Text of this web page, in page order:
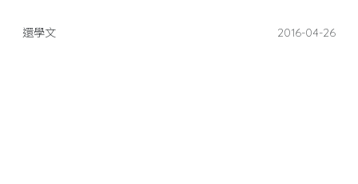
還學文 2016-04-26